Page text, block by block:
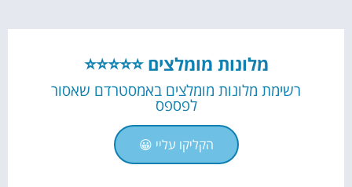
מלונות מומלצים ⭐⭐⭐⭐⭐
רשימת מלונות מומלצים באמסטרדם שאסור
לפספס
הקליקו עליי 😀